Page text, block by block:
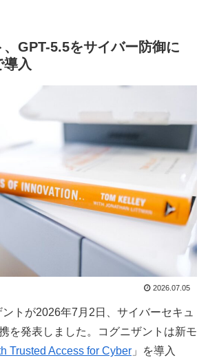
、GPT-5.5をサイバー防御に
導入
2026.07.05
トが2026年7月2日、サイバーセキュ
を発表しました。コグニザントは新モ
Trusted Access for Cyber 」を導入